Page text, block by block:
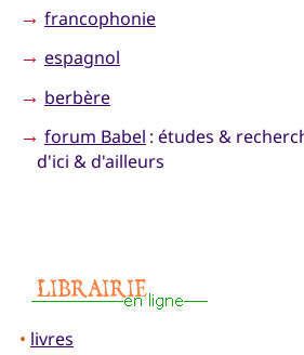
→ francophonie
→ espagnol
→ berbère
→ forum Babel : études &
d'ici & d'ailleurs
• livres